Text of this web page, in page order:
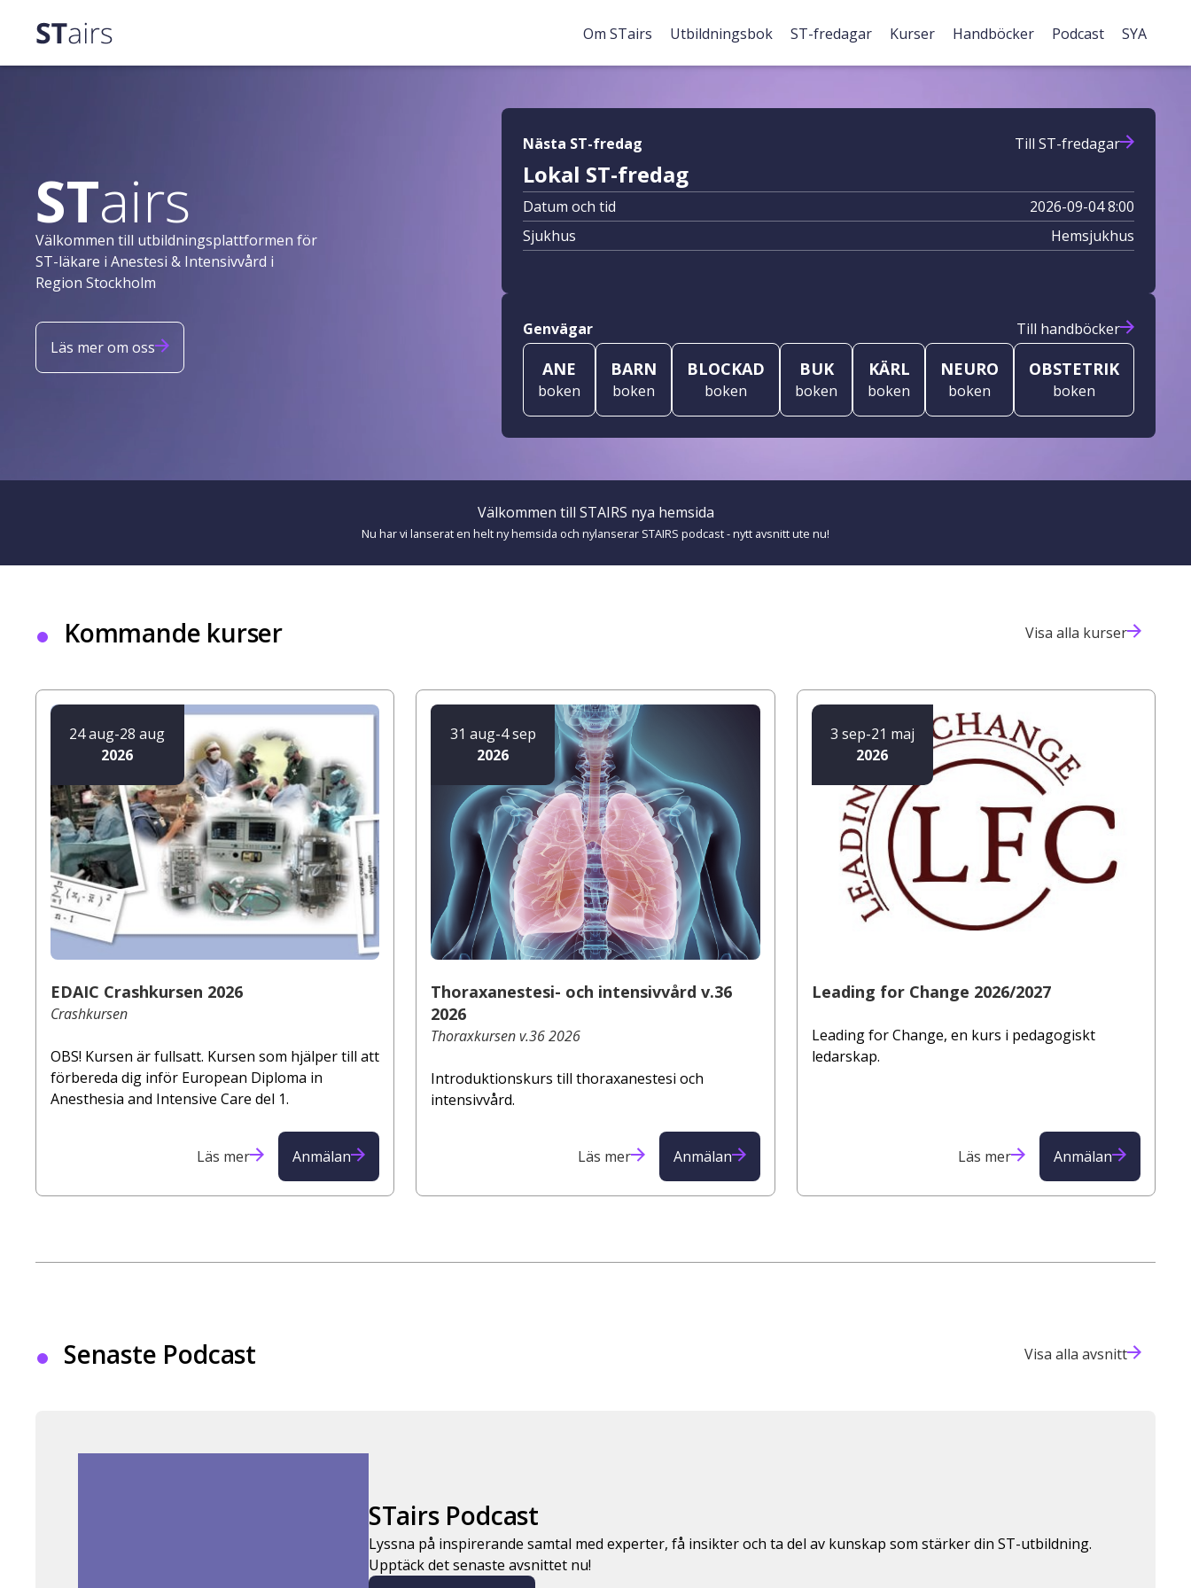
Om STairs Utbildningsbok ST-fredagar Kurser Handböcker Podcast SYA
STairs
Välkommen till utbildningsplattformen för
ST-läkare i Anestesi & Intensivvård i
Region Stockholm
Läs mer om oss
Nästa ST-fredag Till ST-fredagar
Lokal ST-fredag
Datum och tid
2026-09-04 8:00
Sjukhus
Hemsjukhus
Genvägar Till handböcker
ANE
boken
BARN
boken
BLOCKAD
boken
BUK
boken
KÄRL
boken
NEURO
boken
OBSTETRIK
boken
Välkommen till STAIRS nya hemsida
Nu har vi lanserat en helt ny hemsida och nylanserar STAIRS podcast - nytt avsnitt ute nu!
Kommande kurser Visa alla kurser
24 aug-28 aug
2026
EDAIC Crashkursen 2026
Crashkursen
OBS! Kursen är fullsatt. Kursen som hjälper till att
förbereda dig inför European Diploma in
Anesthesia and Intensive Care del 1.
Läs mer Anmälan
31 aug-4 sep
2026
Thoraxanestesi- och intensivvård v.36
2026
Thoraxkursen v.36 2026
Introduktionskurs till thoraxanestesi och
intensivvård.
Läs mer Anmälan
3 sep-21 maj
2026
Leading for Change 2026/2027
Leading for Change, en kurs i pedagogiskt
ledarskap.
Läs mer Anmälan
Senaste Podcast Visa alla avsnitt
STairs Podcast
Lyssna på inspirerande samtal med experter, få insikter och ta del av kunskap som stärker din ST-utbildning.
Upptäck det senaste avsnittet nu!